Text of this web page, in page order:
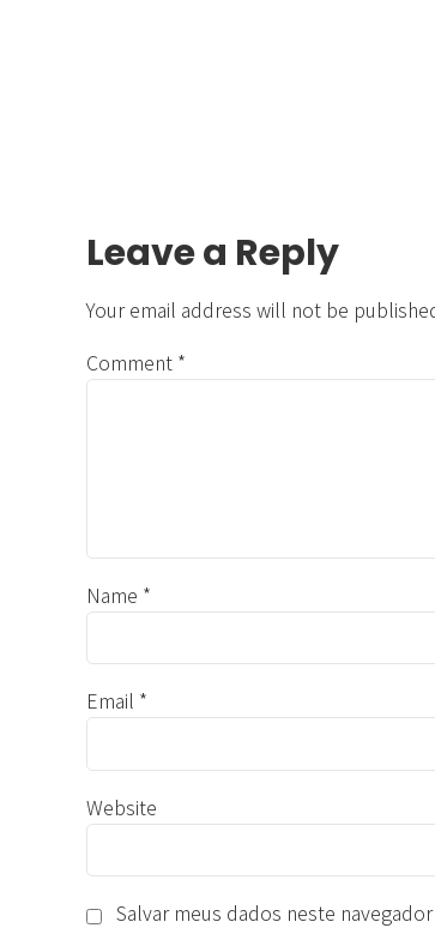
Leave a Reply
Your email address will not be
Comment *
Name *
Email *
Website
Salvar meus dados neste